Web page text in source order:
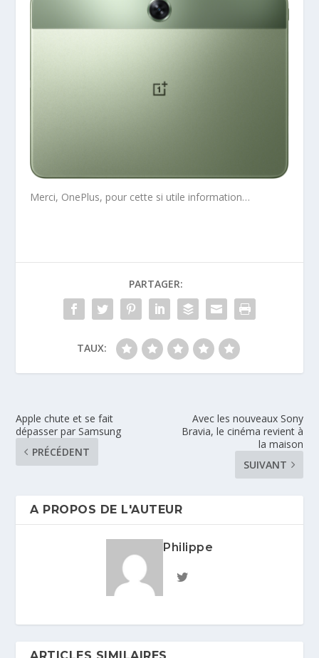
Merci, OnePlus, pour cette si utile information…
PARTAGER:
TAUX:
Apple chute et se fait
dépasser par Samsung
PRÉCÉDENT
Avec les nouveaux Sony
Bravia, le cinéma revient à
la maison
SUIVANT
A PROPOS DE L'AUTEUR
Philippe